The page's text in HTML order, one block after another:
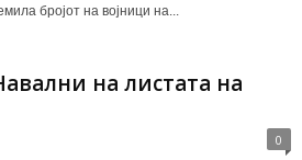
бројот на војници на...
на листата на
0